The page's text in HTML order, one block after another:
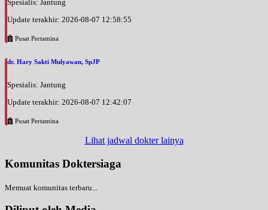
Spesialis: Jantung
Update terakhir: 2026-08-07 12:58:55
Pusat Pertamina
dr. Hary Sakti Mulyawan, SpJP
Spesialis: Jantung
Update terakhir: 2026-08-07 12:42:07
Pusat Pertamina
Lihat jadwal dokter lainya
Komunitas Doktersiaga
Memuat komunitas terbaru...